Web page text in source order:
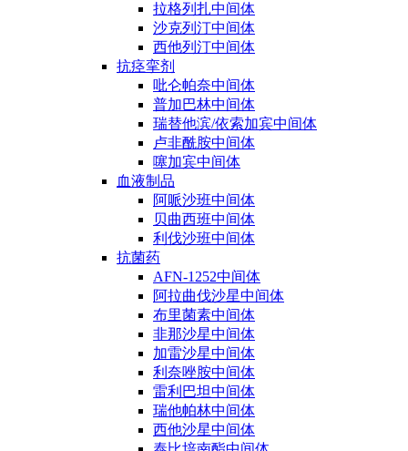
拉格列扎中间体
沙克列汀中间体
西他列汀中间体
抗痉挛剂
吡仑帕奈中间体
普加巴林中间体
瑞替他滨/依索加宾中间体
卢非酰胺中间体
噻加宾中间体
血液制品
阿哌沙班中间体
贝曲西班中间体
利伐沙班中间体
抗菌药
AFN-1252中间体
阿拉曲伐沙星中间体
布里菌素中间体
非那沙星中间体
加雷沙星中间体
利奈唑胺中间体
雷利巴坦中间体
瑞他帕林中间体
西他沙星中间体